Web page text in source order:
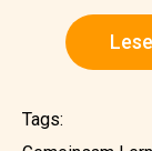
Tags: